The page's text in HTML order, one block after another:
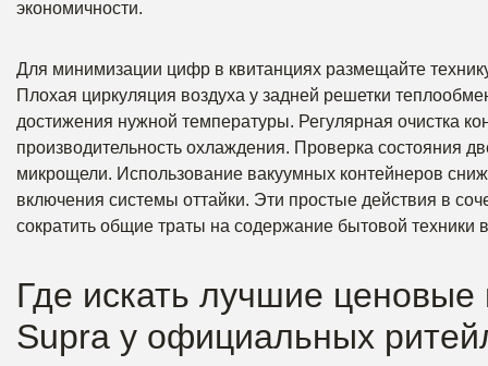
экономичности.
Для минимизации цифр в квитанциях размещайте
Плохая циркуляция воздуха у задней решетки
достижения нужной температуры. Регулярная очистка
производительность охлаждения. Проверка состояния
микрощели. Использование вакуумных контейнеров
включения системы оттайки. Эти простые действия в
сократить общие траты на содержание бытовой техники
Где искать лучшие
Supra у официальных